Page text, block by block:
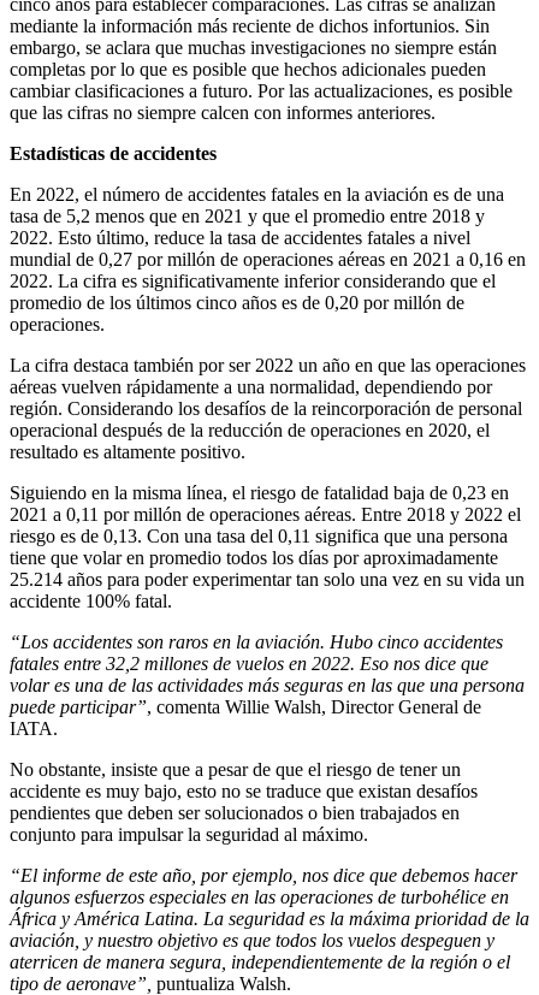
mediante la información más reciente de dichos infortunios. Sin
embargo, se aclara que muchas investigaciones no siempre están
completas por lo que es posible que hechos adicionales pueden
cambiar clasificaciones a futuro. Por las actualizaciones, es posible
que las cifras no siempre calcen con informes anteriores.
Estadísticas de accidentes
En 2022, el número de accidentes fatales en la aviación es de una
tasa de 5,2 menos que en 2021 y que el promedio entre 2018 y
2022. Esto último, reduce la tasa de accidentes fatales a nivel
mundial de 0,27 por millón de operaciones aéreas en 2021 a 0,16 en
2022. La cifra es significativamente inferior considerando que el
promedio de los últimos cinco años es de 0,20 por millón de
operaciones.
La cifra destaca también por ser 2022 un año en que las operaciones
aéreas vuelven rápidamente a una normalidad, dependiendo por
región. Considerando los desafíos de la reincorporación de personal
operacional después de la reducción de operaciones en 2020, el
resultado es altamente positivo.
Siguiendo en la misma línea, el riesgo de fatalidad baja de 0,23 en
2021 a 0,11 por millón de operaciones aéreas. Entre 2018 y 2022 el
riesgo es de 0,13. Con una tasa del 0,11 significa que una persona
tiene que volar en promedio todos los días por aproximadamente
25.214 años para poder experimentar tan solo una vez en su vida un
accidente 100% fatal.
“Los accidentes son raros en la aviación. Hubo cinco accidentes
fatales entre 32,2 millones de vuelos en 2022. Eso nos dice que
volar es una de las actividades más seguras en las que una persona
puede participar”, comenta Willie Walsh, Director General de
IATA.
No obstante, insiste que a pesar de que el riesgo de tener un
accidente es muy bajo, esto no se traduce que existan desafíos
pendientes que deben ser solucionados o bien trabajados en
conjunto para impulsar la seguridad al máximo.
“El informe de este año, por ejemplo, nos dice que debemos hacer
algunos esfuerzos especiales en las operaciones de turbohélice en
África y América Latina. La seguridad es la máxima prioridad de la
aviación, y nuestro objetivo es que todos los vuelos despeguen y
aterricen de manera segura, independientemente de la región o el
tipo de aeronave”, puntualiza Walsh.